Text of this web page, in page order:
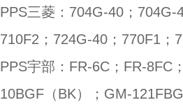
PPS三菱：704G-40；704G-
710F2；724G-40；770F1；
PPS宇部：FR-6C；FR-8FC
10BGF（BK）；GM-